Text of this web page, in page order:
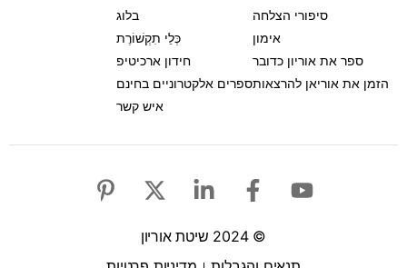
סיפורי הצלחה
אימון
ספר את אוריון כדובר
הזמן את אוריאן להרצאות
בלוג
כְּלֵי תִקְשׁוֹרֶת
חידון ארכיטיפ
ספרים אלקטרוניים בחינם
איש קשר
© 2024 שיטת אוריון